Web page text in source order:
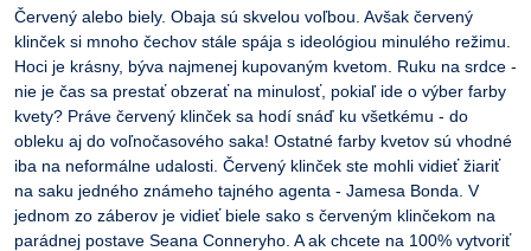
Červený alebo biely. Obaja sú skvelou voľbou. Avšak červený
klinček si mnoho čechov stále spája s ideológiou minulého režimu.
Hoci je krásny, býva najmenej kupovaným kvetom. Ruku na srdce -
nie je čas sa prestať obzerať na minulosť, pokiaľ ide o výber farby
kvety? Práve červený klinček sa hodí snáď ku všetkému - do
obleku aj do voľnočasového saka! Ostatné farby kvetov sú vhodné
iba na neformálne udalosti. Červený klinček ste mohli vidieť žiariť
na saku jedného známeho tajného agenta - Jamesa Bonda. V
jednom zo záberov je vidieť biele sako s červeným klinčekom na
parádnej postave Seana Conneryho. A ak chcete na 100% vytvoriť